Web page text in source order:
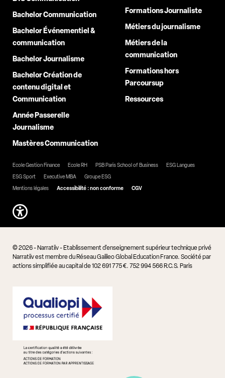
Bachelor Communication
Bachelor Événementiel &
communication
Bachelor Journalisme
Bachelor Création de
contenu digital et
Communication
Année Passerelle
Journalisme
Mastères Communication
Formations Journaliste
Métiers du journalisme
Métiers de la
communication
Formations hors
Parcoursup
Ressources
Ecole Gestion Finance Ecole RH PSB Paris School of Business
ESG Langues
ESG Sport
Executive MBA
Groupe ESG
Mentions légales
Accessibilité : non conforme CGV
© 2026 - Narratiiv - Etablissement d'enseignement supérieur technique privé
Narratiiv est membre du Réseau Galileo Global Education France. Société par
actions simplifiée au capital de 102 691 775 €. 752 994 566 R.C.S. Paris